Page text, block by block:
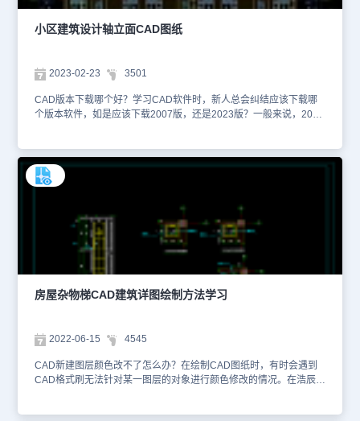
小区建筑设计轴立面CAD图纸
2023-02-23 3501
CAD版本下载哪个好？学习CAD软件时，新人总会纠结应该下载哪
个版本软件，如是应该下载2007版，还是2023版？一般来说，2023
起来；二是其他老师傅习惯使用2007版本，所以也跟着使用。浩辰
CAD一般占用内存较小、安装包也很小，对于电脑设备配置要求较
低，而且低版本软件无法发打开高版本保存文件，所以还是建议尽量
绘制的小区建筑设计轴立面CAD图纸。该图纸主要绘制了小区建筑设
计轴立面设计方案，展示了建筑物各楼层垂直高度，以及在正视角的
设计样式。针对图纸上所出现的轴号、偏差度等行业制图符号，大家
可以使用浩辰CAD建筑的专业工具箱进行快速制图。刚刚初学CAD
制图的小伙伴们可以下载安装浩辰CAD，对上述的CAD图纸进行制
图练习与方案观摩，有利于之后的行业制图应用。想要查看更多的
CAD图纸资源，大家可以在浩辰CAD官网进行查询。本CAD制图素
房屋杂物梯CAD建筑详图绘制方法学习
2022-06-15 4545
CAD新建图层颜色改不了怎么办？在绘制CAD图纸时，有时会遇到
CAD格式刷无法针对某一图层的对象进行颜色修改的情况。在浩辰